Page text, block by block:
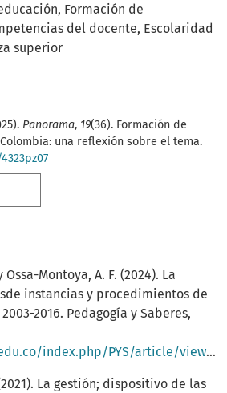
Formación de
del docente Escolaridad
superior
Panorama, 19(36). Formación de
una reflexión sobre el tema.
Montoya, A. F. (2024). La
instancias y procedimientos de
2016. Pedagogía y Saberes,
index.php/PYS/article/view/20050/13272
La gestión; dispositivo de las